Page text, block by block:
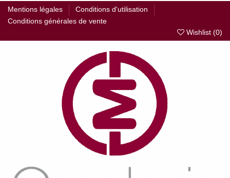
Mentions légales
Conditions d'utilisation
Conditions générales de vente
Wishlist (0)